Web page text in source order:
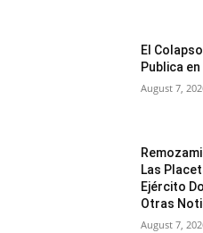
El
Publica en
August 7,
Las
Ejército
Otras
August 7,